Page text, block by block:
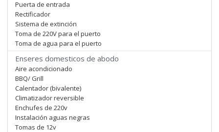
Puerta de entrada
Rectificador
Sistema de extinción
Toma de 220V para el puerto
Toma de agua para el puerto
Enseres domesticos de abodo
Aire acondicionado
BBQ/ Grill
Calentador (bivalente)
Climatizador reversible
Enchufes de 220v
Instalación aguas negras
Tomas de 12v